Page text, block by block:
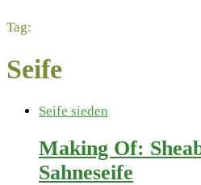
Tag:
Seife
Seife sieden
Making Of:
Sahneseife